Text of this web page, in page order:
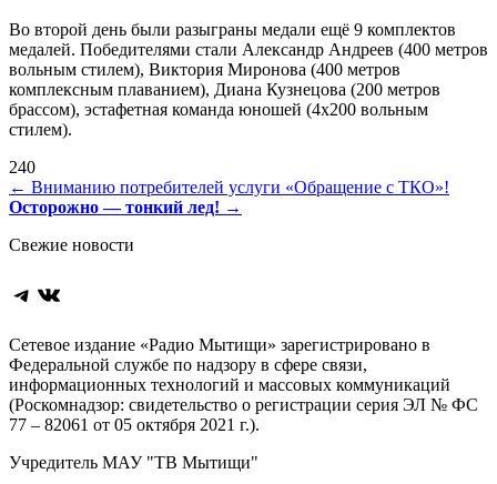
Во второй день были разыграны медали ещё 9 комплектов
медалей. Победителями стали Александр Андреев (400 метров
вольным стилем), Виктория Миронова (400 метров
комплексным плаванием), Диана Кузнецова (200 метров
брассом), эстафетная команда юношей (4х200 вольным
стилем).
240
Навигация
по
записям
← Вниманию потребителей услуги «Обращение с ТКО»!
Осторожно — тонкий лед! →
Свежие новости
Telegram
ВКонтакте
Сетевое издание «Радио Мытищи» зарегистрировано в
Федеральной службе по надзору в сфере связи,
информационных технологий и массовых коммуникаций
(Роскомнадзор: свидетельство о регистрации серия ЭЛ № ФС
77 – 82061 от 05 октября 2021 г.).
Учредитель МАУ "ТВ Мытищи"